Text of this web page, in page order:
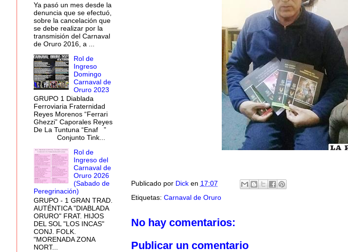
Publicado por Dick en 17:07
Etiquetas: Carnaval de Oruro
No hay comentarios:
Publicar un comentario
Ya pasó un mes desde la
denuncia que se efectuó,
sobre la cancelación que
se debe realizar por la
transmisión del Carnaval
de Oruro 2016, a ...
Rol de
Ingreso
Domingo
Carnaval de
Oruro 2023
GRUPO 1 Diablada
Ferroviaria Fraternidad
Reyes Morenos “Ferrari
Ghezzi” Caporales Reyes
De La Tuntuna “Enaf ”
Conjunto Tink...
Rol de
Ingreso del
Carnaval de
Oruro 2026
(Sabado de
Peregrinación)
GRUPO - 1 GRAN TRAD.
AUTÉNTICA "DIABLADA
ORURO" FRAT. HIJOS
DEL SOL "LOS INCAS"
CONJ. FOLK.
"MORENADA ZONA
NORT...